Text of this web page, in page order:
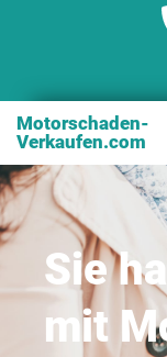
Motorschaden-
Verkaufen.com
Sie
mit